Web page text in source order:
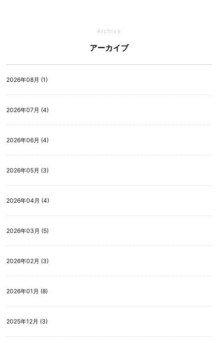
Archive
アーカイブ
2026年08月 (1)
2026年07月 (4)
2026年06月 (4)
2026年05月 (3)
2026年04月 (4)
2026年03月 (5)
2026年02月 (3)
2026年01月 (8)
2025年12月 (3)